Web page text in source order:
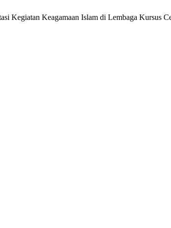
Kegiatan Keagamaan Islam di Lembaga Kursus